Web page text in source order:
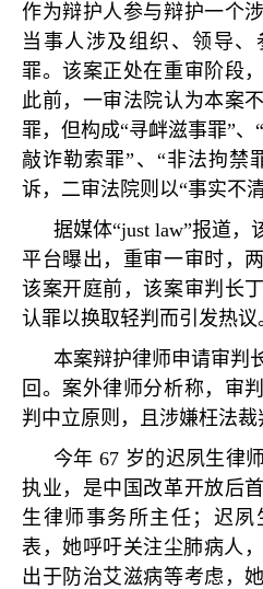
作为辩护人参与辩护一个
当事人涉及组织、领导
罪。该案正处在重审阶段
此前，一审法院认为本案
罪，但构成“寻衅滋事罪”、 “
敲诈勒索罪” 、 “非法拘禁
诉，二审法院则以“事实不
据媒体“just law”报道，
平台曝出，重审一审时，
该案开庭前，该案审判长
认罪以换取轻判而引发热议
本案辩护律师申请审判
回。案外律师分析称，审
判中立原则，且涉嫌枉法裁
今年 67 岁的迟夙生律
执业，是中国改革开放后
生律师事务所主任；迟
表，她呼吁关注尘肺病人
出于防治艾滋病等考虑，